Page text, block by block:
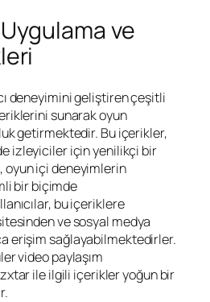
ve
deneyimini geliştiren çeşitli
sunarak oyun
getirmektedir. Bu içerikler,
izleyiciler için yenilikçi bir
içi deneyimlerin
bir biçimde
bu içeriklere
ve sosyal medya
erişim sağlayabilmektedirler.
video paylaşım
ile ilgili içerikler yoğun bir